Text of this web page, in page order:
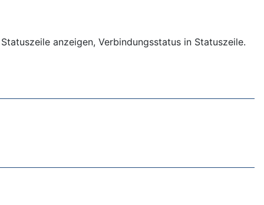
anzeigen, Verbindungsstatus in Statuszeile.